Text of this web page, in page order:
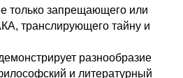
запрещающего или
транслирующего тайну и
разнообразие
и литературный